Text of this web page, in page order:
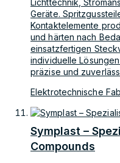
Lichttechnik,
Geräte.
Kontaktelemente
und härten nach
einsatzfertigen
individuelle
präzise und
Elektrotechnische
Symplast –
Compounds